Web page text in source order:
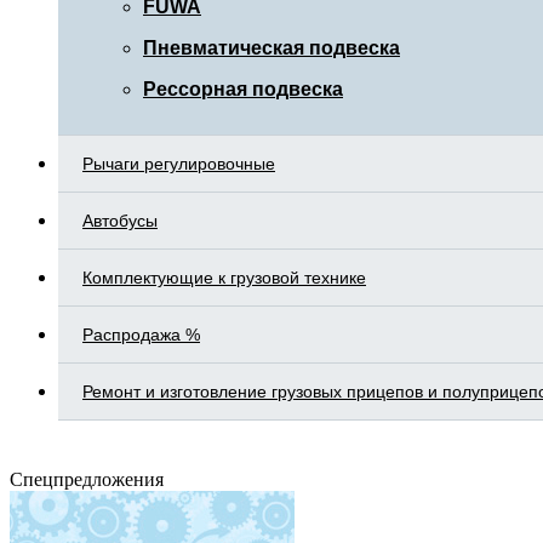
FUWA
Пневматическая подвеска
Рессорная подвеска
Рычаги регулировочные
Автобусы
Комплектующие к грузовой технике
Распродажа %
Ремонт и изготовление грузовых прицепов и
Спецпредложения